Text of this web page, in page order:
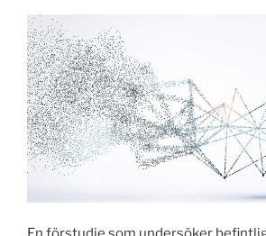
o
k
n